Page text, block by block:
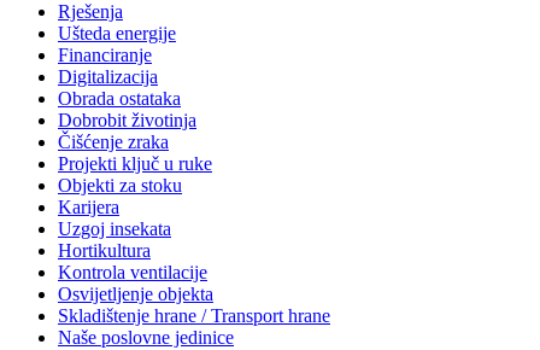
Rješenja
Ušteda energije
Financiranje
Digitalizacija
Obrada ostataka
Dobrobit životinja
Čišćenje zraka
Projekti ključ u ruke
Objekti za stoku
Karijera
Uzgoj insekata
Hortikultura
Kontrola ventilacije
Osvijetljenje objekta
Skladištenje hrane / Transport hrane
Naše poslovne jedinice